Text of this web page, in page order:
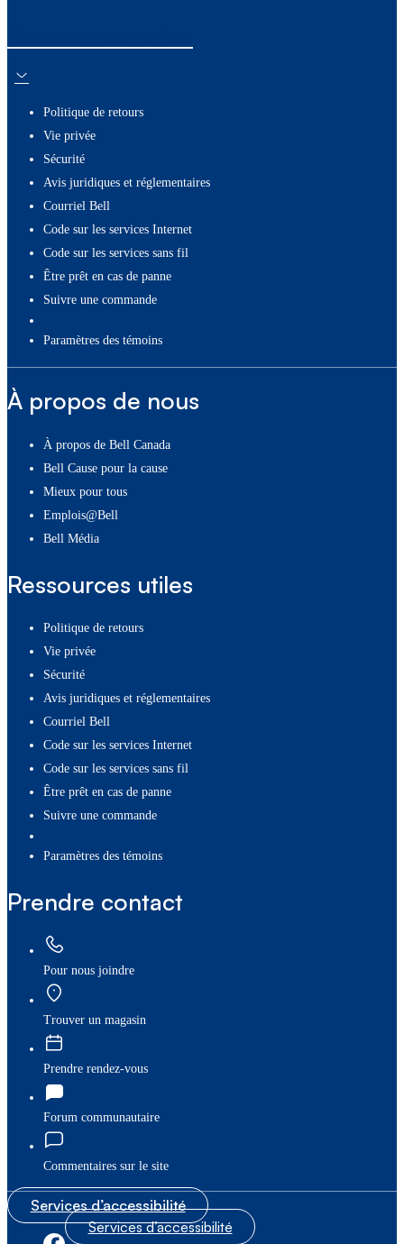
Politique de retours
Vie privée
Sécurité
Avis juridiques et réglementaires
Courriel Bell
Code sur les services Internet
Code sur les services sans fil
Être prêt en cas de panne
Suivre une commande
paramètres des témoins
À propos de nous
À propos de Bell Canada
Bell Cause pour la cause
Mieux pour tous
Emplois@Bell
Bell Média
Ressources utiles
Politique de retours
Vie privée
Sécurité
Avis juridiques et réglementaires
Courriel Bell
Code sur les services Internet
Code sur les services sans fil
Être prêt en cas de panne
Suivre une commande
paramètres des témoins
Prendre contact
Pour nous joindre
Trouver un magasin
Prendre rendez-vous
Forum communautaire
Commentaires sur le site
Services d’accessibilité
Services d’accessibilité